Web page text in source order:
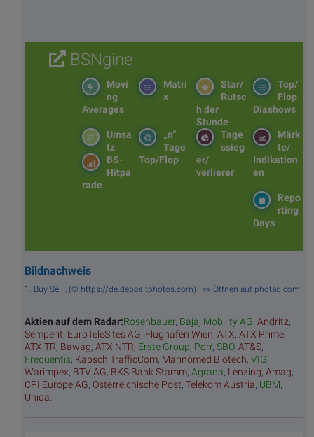
BSNgine
Top/
Flop
Diashows
Star/
Rutsc
h der
Stunde
Matri
x
Movi
ng
Averages
Märk
te/
Indikation
en
Tage
ssieg
er/
verlierer
„n“
Tage
Top/Flop
Umsa
tz
BS-
Hitpa
rade
Repo
rting
Days
Bildnachweis
1. Buy Sell , (© https://de.depositphotos.com) >> Öffnen auf photaq.com
Aktien auf dem Radar:Rosenbauer, Bajaj Mobility AG, Andritz,
Semperit, EuroTeleSites AG, Flughafen Wien, ATX, ATX Prime,
ATX TR, Bawag, ATX NTR, Erste Group, Porr, SBO, AT&S,
Frequentis, Kapsch TrafficCom, Marinomed Biotech, VIG,
Warimpex, BTV AG, BKS Bank Stamm, Agrana, Lenzing, Amag,
CPI Europe AG, Österreichische Post, Telekom Austria, UBM,
Uniqa